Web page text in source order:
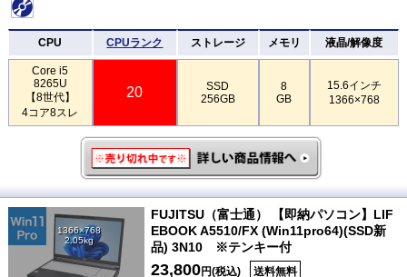
CPU CPUランク ストレージ メモリ 液晶/解像度
Core i5
8265U
【8世代】
4コア8スレ
20
SSD
256GB
8
GB
15.6インチ
1366×768
1366×768
2.05kg
FUJITSU（富士通） 【即納パソコン】LIF
EBOOK A5510/FX (Win11pro64)(SSD新
品) 3N10 ※テンキー付
23,800円(税込) 送料無料